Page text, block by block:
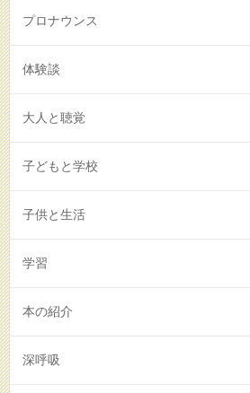
プロナウンス
体験談
大人と聴覚
子どもと学校
子供と生活
学習
本の紹介
深呼吸